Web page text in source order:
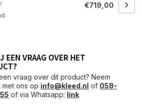
€719,00
EEN VRAAG OVER HET
vraag over dit product? Neem
met ons op info@kleed.nl of 058-
of via Whatsapp: link